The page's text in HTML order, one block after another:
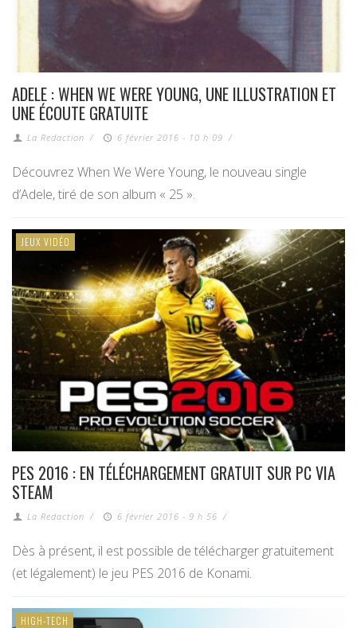
ADELE : WHEN WE WERE YOUNG, UNE ILLUSTRATION ET
UNE ÉCOUTE GRATUITE
La Redaction / 6 février 2016 - 10 h 09 /
Découvrez When We Were Young, le nouveau single
d’Adele, tiré de son album « 25 ».
JEUX VIDÉO
PES 2016 : EN TÉLÉCHARGEMENT GRATUIT SUR PC VIA
STEAM
La Redaction / 6 février 2016 - 9 h 56 /
Dès à présent, il est possible de télécharger gratuitement
(et légalement) le jeu PES 2016 de Konami.
HIGH-TECH